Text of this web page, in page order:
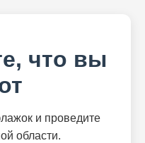
что вы
и проведите
области.